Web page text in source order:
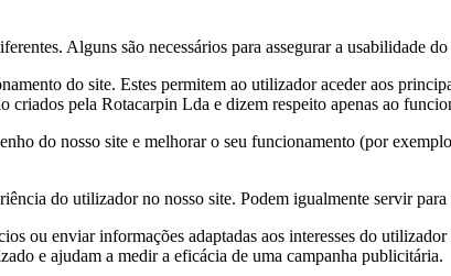
Alguns são necessários para assegurar a usabilidade do
do site. Estes permitem ao utilizador aceder aos
pela Rotacarpin Lda e dizem respeito apenas ao
do nosso site e melhorar o seu funcionamento (por
do utilizador no nosso site. Podem igualmente servir
ou enviar informações adaptadas aos interesses do
e ajudam a medir a eficácia de uma campanha publicitária.